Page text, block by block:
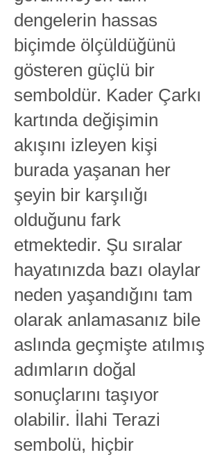
dengelerin hassas
biçimde ölçüldüğünü
gösteren güçlü bir
semboldür. Kader Çarkı
kartında değişimin
akışını izleyen kişi
burada yaşanan her
şeyin bir karşılığı
olduğunu fark
etmektedir. Şu sıralar
hayatınızda bazı olaylar
neden yaşandığını tam
olarak anlamasanız bile
aslında geçmişte atılmış
adımların doğal
sonuçlarını taşıyor
olabilir. İlahi Terazi
sembolü, hiçbir